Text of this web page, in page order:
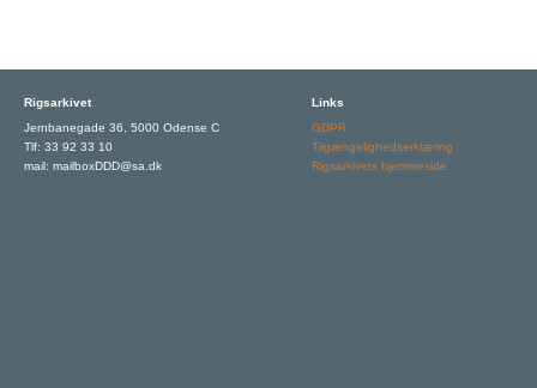
Rigsarkivet
Jernbanegade 36, 5000 Odense C
Tlf: 33 92 33 10
mail: mailboxDDD@sa.dk
Links
GDPR
Tilgængelighedserklæring
Rigsarkivets hjemmeside